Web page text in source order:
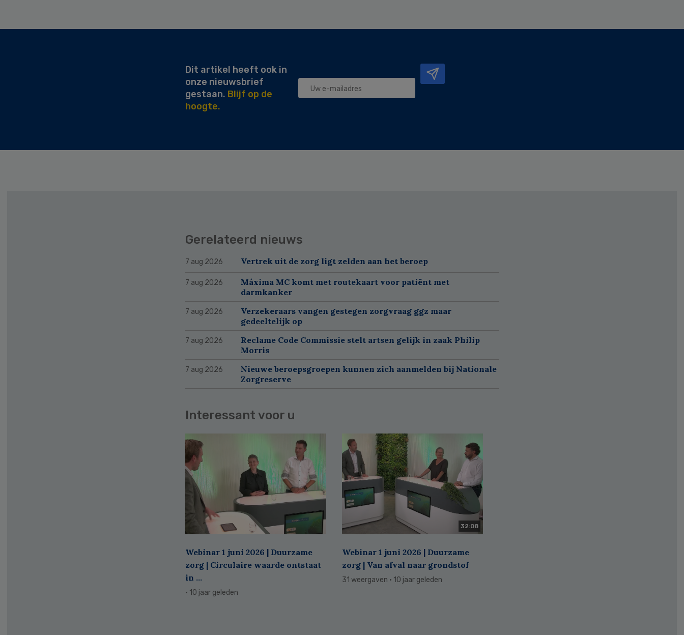
Dit artikel heeft ook in
onze nieuwsbrief
gestaan. Blijf op de
hoogte.
Gerelateerd nieuws
7 aug 2026 Vertrek uit de zorg ligt zelden aan het beroep
7 aug 2026
Máxima MC komt met routekaart voor patiënt met
darmkanker
7 aug 2026
Verzekeraars vangen gestegen zorgvraag ggz maar
gedeeltelijk op
7 aug 2026
Reclame Code Commissie stelt artsen gelijk in zaak Philip
Morris
7 aug 2026
Nieuwe beroepsgroepen kunnen zich aanmelden bij Nationale
Zorgreserve
Interessant voor u
Webinar 1 juni 2026 | Duurzame
zorg | Circulaire waarde ontstaat
in ...
· 10 jaar geleden
32:08
Webinar 1 juni 2026 | Duurzame
zorg | Van afval naar grondstof
31 weergaven · 10 jaar geleden